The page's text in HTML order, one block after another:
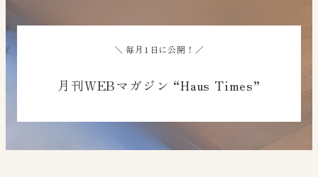
＼ 毎月1日に公開！／
月刊WEBマガジン “Haus Times”